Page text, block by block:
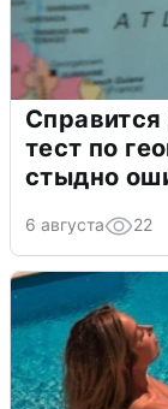
тест по
стыдно
6 августа 22